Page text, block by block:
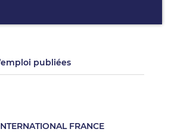
publiées
FRANCE